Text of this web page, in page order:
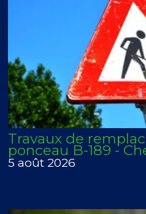
Travaux de
ponceau B-189 -
5 août 2026